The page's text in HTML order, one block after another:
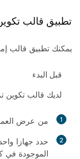
تطبيق قالب
يمكنك تطبيق قالب
‏‫قبل البدء‬
لديك قالب تكوين
1 من عرض
2
حدد جهازا
الموجودة في